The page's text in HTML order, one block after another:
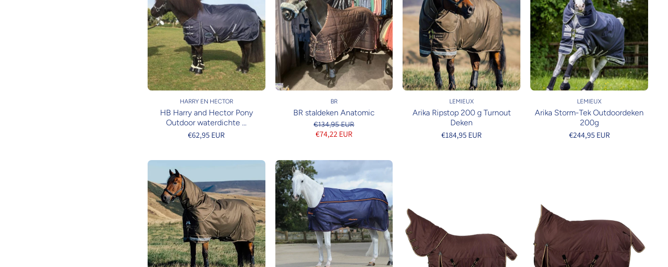
HARRY EN HECTOR
HB Harry and Hector Pony
Outdoor waterdichte ...
€62,95 EUR
BR
BR staldeken Anatomic
€134,95 EUR
€74,22 EUR
LEMIEUX
Arika Ripstop 200 g Turnout
Deken
€184,95 EUR
LEMIEUX
Arika Storm-Tek Outdoordeken
200g
€244,95 EUR